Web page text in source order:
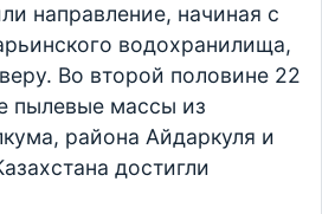
направление, начиная с
водохранилища,
Во второй половине 22
пылевые массы из
района Айдаркуля и
достигли